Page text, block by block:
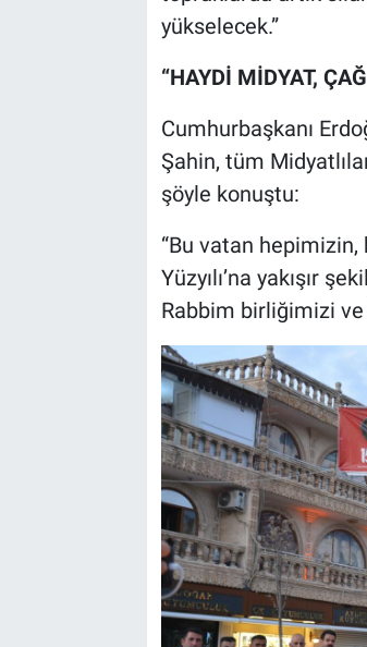
yükselecek.”
“HAYDİ MİDYAT,
Cumhurbaşkanı
Şahin, tüm
şöyle konuştu:
“Bu vatan hepimizin,
Yüzyılı’na yakışır
Rabbim birliğimizi